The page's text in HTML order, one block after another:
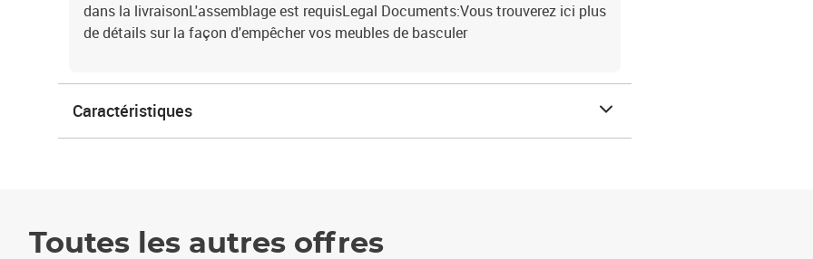
dans la livraisonL'assemblage est requisLegal Documents:Vous trouverez ici plus
de détails sur la façon d'empêcher vos meubles de basculer
Caractéristiques
Toutes les autres offres